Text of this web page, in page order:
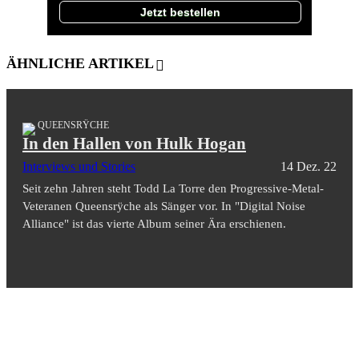
Jetzt bestellen
ÄHNLICHE ARTIKEL
QUEENSRŸCHE
In den Hallen von Hulk Hogan
Interviews und Stories 14 Dez. 22
Seit zehn Jahren steht Todd La Torre den Progressive-Metal-
Veteranen Queensrÿche als Sänger vor. In "Digital Noise
Alliance" ist das vierte Album seiner Ära erschienen.